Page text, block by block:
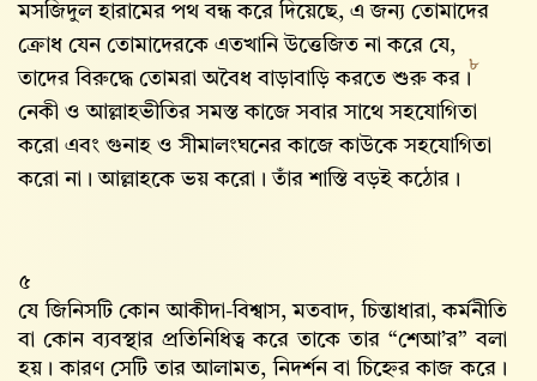
মসজিদুল হারামের পথ বন্ধ করে দিয়েছে, এ জন্য তোমাদের
ক্রোধ যেন তোমাদেরকে এতখানি উত্তেজিত না করে যে,
তাদের বিরুদ্ধে তোমরা অবৈধ বাড়াবাড়ি করতে শুরু কর।
৮
নেকী ও আল্লাহভীতির সমস্ত কাজে সবার সাথে সহযোগিতা
করো এবং গুনাহ ও সীমালংঘনের কাজে কাউকে সহযোগিতা
করো না। আল্লাহকে ভয় করো। তাঁর শাস্তি বড়ই কঠোর।
৫
যে জিনিসটি কোন আকীদা-বিশ্বাস, মতবাদ, চিন্তাধারা, কর্মনীতি
বা কোন ব্যবস্থার প্রতিনিধিত্ব করে তাকে তার “শেআ’র” বলা
হয়। কারণ সেটি তার আলামত, নিদর্শন বা চিহ্নের কাজ করে।